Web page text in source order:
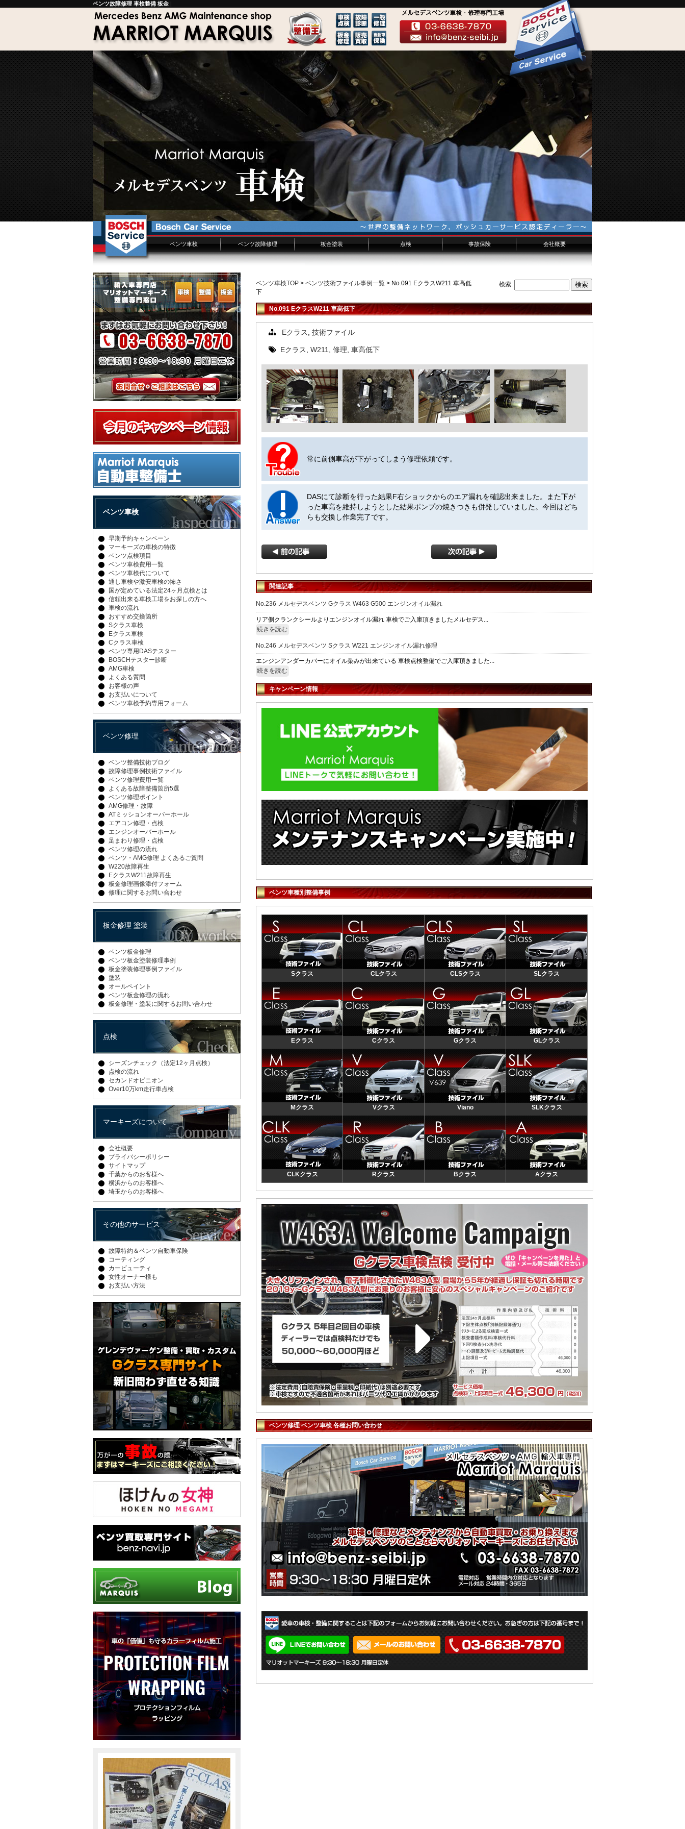
ベンツ故障修理 車検整備 板金 |
ベンツ車検
ベンツ車検概要
ベンツ車検費用
車検点検項目
Sクラス車検
Eクラス車検
Cクラス車検
ベンツ故障修理
ベンツ修理概要
ベンツ修理費用
修理事例技術ファイル
板金塗装
ベンツ板金フォーム
板金修理事例FILE
板金修理事例
点検 事故保険 会社概要
千葉からのお客様へ
横浜からのお客様へ
埼玉からのお客様へ
ベンツ車検TOP > ベンツ技術ファイル事例一覧 > No.091 EクラスW211 車高低
下
検索:
No.091 EクラスW211 車高低下
Eクラス, 技術ファイル
Eクラス W211 修理 車高低下
常に前側車高が下がってしまう修理依頼です。
DASにて診断を行った結果F右ショックからのエア漏れを確認出来ました。また下が
った車高を維持しようとした結果ポンプの焼きつきも併発していました。今回はどち
らも交換し作業完了です。
関連記事
No.236 メルセデスベンツ Gクラス W463 G500 エンジンオイル漏れ
リア側クランクシールよりエンジンオイル漏れ 車検でご入庫頂きましたメルセデス...
続きを読む
No.246 メルセデスベンツ Sクラス W221 エンジンオイル漏れ修理
エンジンアンダーカバーにオイル染みが出来ている 車検点検整備でご入庫頂きました...
続きを読む
キャンペーン情報
ベンツ車種別整備事例
Sクラス CLクラス CLSクラス SLクラス
Eクラス Cクラス Gクラス GLクラス
Mクラス Vクラス Viano SLKクラス
CLKクラス Rクラス Bクラス Aクラス
ベンツ修理 ベンツ車検 各種お問い合わせ
ベンツ車検
早期予約キャンペーン
マーキーズの車検の特徴
ベンツ点検項目
ベンツ車検費用一覧
ベンツ車検代について
通し車検や激安車検の怖さ
国が定めている法定24ヶ月点検とは
信頼出来る車検工場をお探しの方へ
車検の流れ
おすすめ交換箇所
Sクラス車検
Eクラス車検
Cクラス車検
ベンツ専用DASテスター
BOSCHテスター診断
AMG車検
よくある質問
お客様の声
お支払いについて
ベンツ車検予約専用フォーム
ベンツ修理
ベンツ整備技術ブログ
故障修理事例技術ファイル
ベンツ修理費用一覧
よくある故障整備箇所5選
ベンツ修理ポイント
AMG修理・故障
ATミッションオーバーホール
エアコン修理・点検
エンジンオーバーホール
足まわり修理・点検
ベンツ修理の流れ
ベンツ・AMG修理 よくあるご質問
W220故障再生
EクラスW211故障再生
板金修理画像添付フォーム
修理に関するお問い合わせ
板金修理 塗装
ベンツ板金修理
ベンツ板金塗装修理事例
板金塗装修理事例ファイル
塗装
オールペイント
ベンツ板金修理の流れ
板金修理・塗装に関するお問い合わせ
点検
シーズンチェック（法定12ヶ月点検）
点検の流れ
セカンドオピニオン
Over10万km走行車点検
マーキーズについて
会社概要
プライバシーポリシー
サイトマップ
千葉からのお客様へ
横浜からのお客様へ
埼玉からのお客様へ
その他のサービス
故障特約＆ベンツ自動車保険
コーティング
カービューティ
女性オーナー様も
お支払い方法